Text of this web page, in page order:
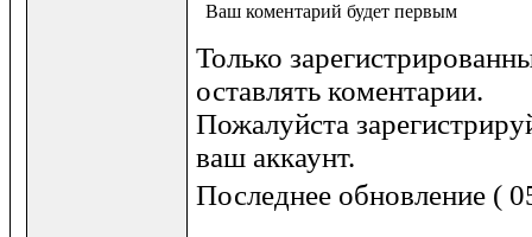
Ваш коментарий будет первым
Только
оставлять коментарии.
Пожалуйста
ваш аккаунт.
Последнее обновление (